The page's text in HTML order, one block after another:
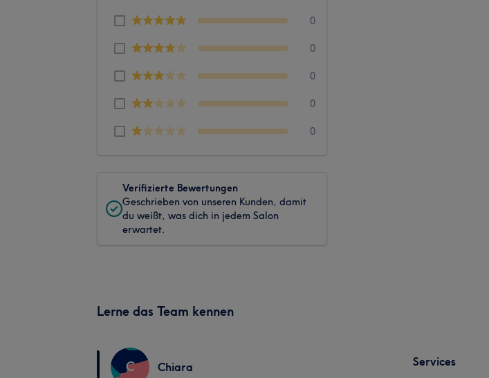
0
0
0
0
0
Verifizierte Bewertungen
Geschrieben von unseren Kunden, damit
du weißt, was dich in jedem Salon
erwartet.
Lerne das Team kennen
C Chiara Services